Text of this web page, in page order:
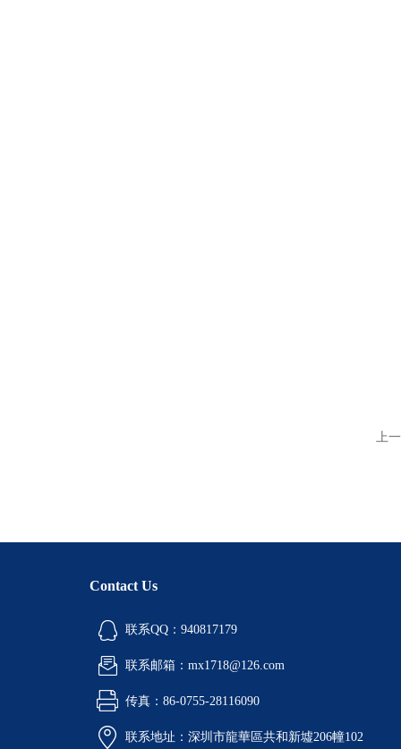
上
Contact Us
联系QQ：940817179
联系邮箱：mx1718@126.com
传真：86-0755-28116090
联系地址：深圳市龍華區共和新墟206幢102